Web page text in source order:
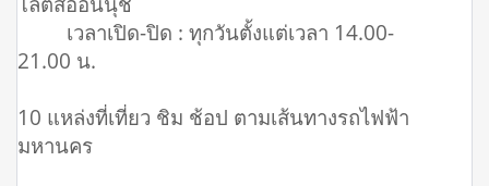
เวลาเปิด-ปิด : ทุกวันตั้งแต่เวลา 14.00-
21.00 น.
10 แหล่งที่เที่ยว ชิม ช้อป ตามเส้นทางรถไฟฟ้า
มหานคร